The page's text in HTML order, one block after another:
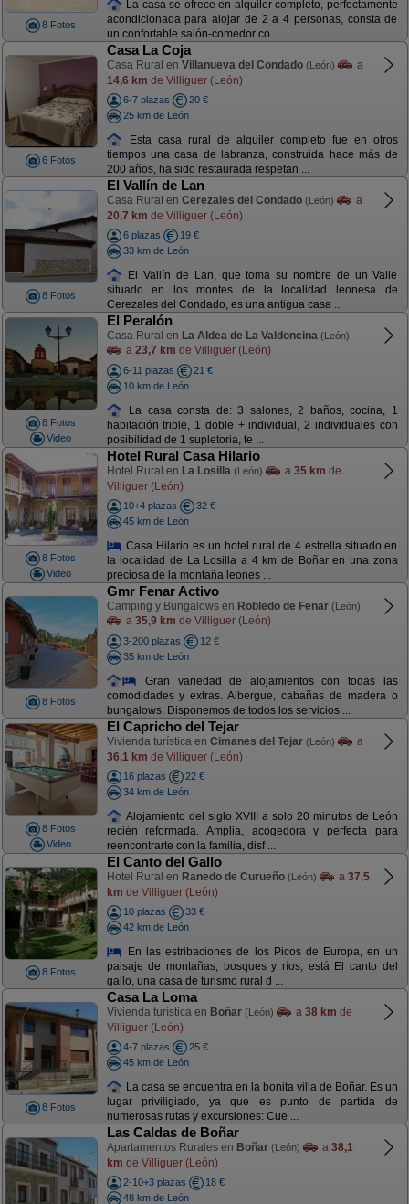
8 Fotos
La casa se ofrece en alquiler completo, perfectamente
acondicionada para alojar de 2 a 4 personas, consta de
un confortable salón-comedor co ...
6 Fotos
Casa La Coja
Casa Rural en Villanueva del Condado (León)
a
14,6 km de Villiguer (León)
6-7 plazas
20 €
25 km de León
Esta casa rural de alquiler completo fue en otros
tiempos una casa de labranza, construida hace más de
200 años, ha sido restaurada respetan ...
8 Fotos
El Vallín de Lan
Casa Rural en Cerezales del Condado (León)
a
20,7 km de Villiguer (León)
6 plazas
19 €
33 km de León
El Vallín de Lan, que toma su nombre de un Valle
situado en los montes de la localidad leonesa de
Cerezales del Condado, es una antigua casa ...
8 Fotos
Video
El Peralón
Casa Rural en La Aldea de La Valdoncina (León)
a 23,7 km de Villiguer (León)
6-11 plazas
21 €
10 km de León
La casa consta de: 3 salones, 2 baños, cocina, 1
habitación triple, 1 doble + individual, 2 individuales con
posibilidad de 1 supletoria, te ...
8 Fotos
Video
Hotel Rural Casa Hilario
Hotel Rural en La Losilla (León) a 35 km de
Villiguer (León)
10+4 plazas
32 €
45 km de León
Casa Hilario es un hotel rural de 4 estrella situado en
la localidad de La Losilla a 4 km de Boñar en una zona
preciosa de la montaña leones ...
8 Fotos
Gmr Fenar Activo
Camping y Bungalows en Robledo de Fenar (León)
a 35,9 km de Villiguer (León)
3-200 plazas
12 €
35 km de León
Gran variedad de alojamientos con todas las
comodidades y extras. Albergue, cabañas de madera o
bungalows. Disponemos de todos los servicios ...
8 Fotos
Video
El Capricho del Tejar
Vivienda turística en Cimanes del Tejar (León)
a
36,1 km de Villiguer (León)
16 plazas
22 €
34 km de León
Alojamiento del siglo XVIII a solo 20 minutos de León
recién reformada. Amplia, acogedora y perfecta para
reencontrarte con la familia, disf ...
8 Fotos
El Canto del Gallo
Hotel Rural en Ranedo de Curueño (León) a 37,5
km de Villiguer (León)
10 plazas
33 €
42 km de León
En las estribaciones de los Picos de Europa, en un
paisaje de montañas, bosques y ríos, está El canto del
gallo, una casa de turismo rural d ...
8 Fotos
Casa La Loma
Vivienda turística en Boñar (León) a 38 km de
Villiguer (León)
4-7 plazas
25 €
45 km de León
La casa se encuentra en la bonita villa de Boñar. Es un
lugar priviligiado, ya que es punto de partida de
numerosas rutas y excursiones: Cue ...
Las Caldas de Boñar
Apartamentos Rurales en Boñar (León) a 38,1
km de Villiguer (León)
2-10+3 plazas
18 €
48 km de León